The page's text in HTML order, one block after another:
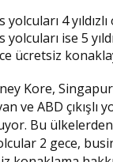
yolcuları 4
yolcuları ise 5
ücretsiz
Kore,
ve ABD çıkışlı
Bu
2 gece,